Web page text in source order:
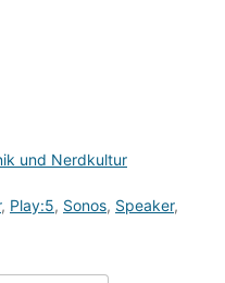
und Nerdkultur
, Play:5, Sonos, Speaker,